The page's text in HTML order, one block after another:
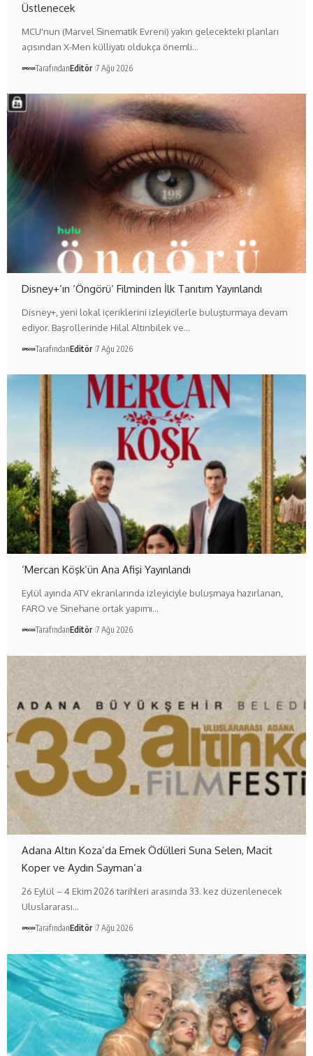
Üstlenecek
MCU'nun (Marvel Sinematik Evreni) yakın gelecekteki planları
açısından X-Men külliyatı oldukça önemli…
TarafındanEditör 7 Ağu 2026
Disney+’ın ‘Öngörü’ Filminden İlk Tanıtım Yayınlandı
Disney+, yeni lokal içeriklerini izleyicilerle buluşturmaya devam
ediyor. Başrollerinde Hilal Altınbilek ve…
TarafındanEditör 7 Ağu 2026
‘Mercan Köşk’ün Ana Afişi Yayınlandı
Eylül ayında ATV ekranlarında izleyiciyle buluşmaya hazırlanan,
FARO ve Sinehane ortak yapımı…
TarafındanEditör 7 Ağu 2026
Adana Altın Koza’da Emek Ödülleri Suna Selen, Macit
Koper ve Aydın Sayman’a
26 Eylül – 4 Ekim 2026 tarihleri arasında 33. kez düzenlenecek
Uluslararası…
TarafındanEditör 7 Ağu 2026